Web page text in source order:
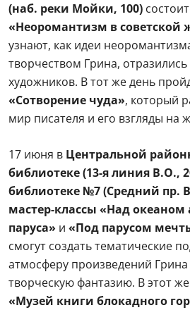
(наб. реки Мойки, 100)
«Неоромантизм в советской
узнают, как идеи
творчеством Грина, отразились
художников. В тот же день
«Сотворение чуда», который
мир писателя и его взгляды на
17 июня в Центральной
библиотеке (13-я линия В.О.,
библиотеке №7 (Средний пр.
мастер-классы «Над океаном
паруса» и «Под парусом
смогут создать тематические
атмосферу произведений
творческую фантазию. В этот
«Музей книги блокадного